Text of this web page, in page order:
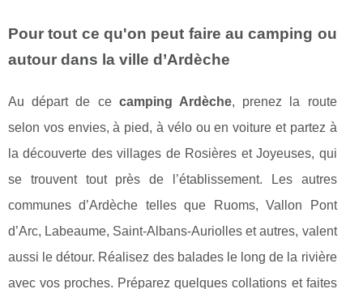
Pour tout ce qu'on peut faire au camping ou
autour dans la ville d’Ardèche
Au départ de ce camping Ardèche, prenez la route
selon vos envies, à pied, à vélo ou en voiture et partez à
la découverte des villages de Rosières et Joyeuses, qui
se trouvent tout près de l’établissement. Les autres
communes d’Ardèche telles que Ruoms, Vallon Pont
d’Arc, Labeaume, Saint-Albans-Auriolles et autres, valent
aussi le détour. Réalisez des balades le long de la rivière
avec vos proches. Préparez quelques collations et faites